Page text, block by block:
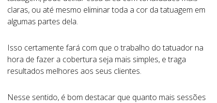
claras, ou até mesmo eliminar toda a cor da tatuagem em
algumas partes dela.
Isso certamente fará com que o trabalho do tatuador na
hora de fazer a cobertura seja mais simples, e traga
resultados melhores aos seus clientes.
Nesse sentido, é bom destacar que quanto mais sessões